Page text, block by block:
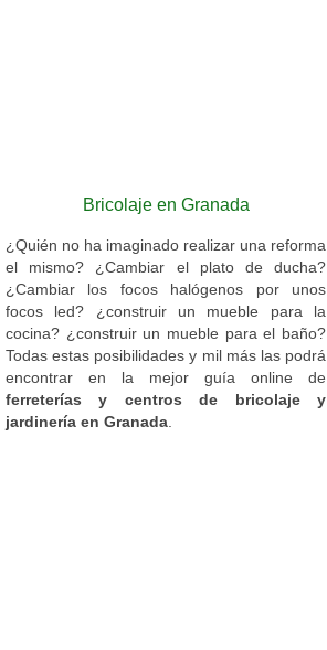
Bricolaje en Granada
¿Quién no ha imaginado realizar una reforma
el mismo? ¿Cambiar el plato de ducha?
¿Cambiar los focos halógenos por unos
focos led? ¿construir un mueble para la
cocina? ¿construir un mueble para el baño?
Todas estas posibilidades y mil más las podrá
encontrar en la mejor guía online de
ferreterías y centros de bricolaje y
jardinería en Granada